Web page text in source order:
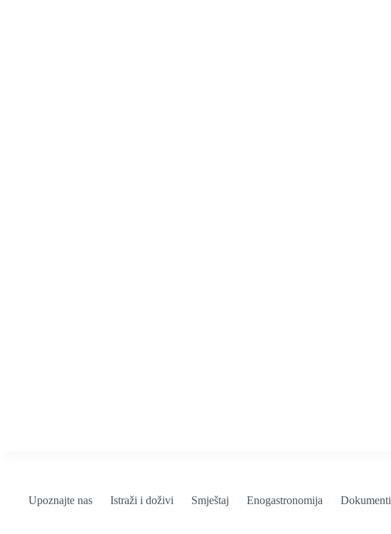
Upoznajte nas Istraži i doživi Smještaj Enogastronomija Dokumenti